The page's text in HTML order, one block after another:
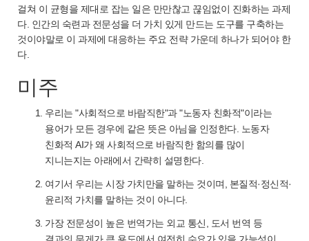
걸쳐 이 균형을 제대로 잡는 일은 만만찮고 끊임없이 진화하는 과제
다. 인간의 숙련과 전문성을 더 가치 있게 만드는 도구를 구축하는
것이야말로 이 과제에 대응하는 주요 전략 가운데 하나가 되어야 한
다.
미주
우리는 "사회적으로 바람직한"과 "노동자 친화적"이라는
용어가 모든 경우에 같은 뜻은 아님을 인정한다. 노동자
친화적 AI가 왜 사회적으로 바람직한 함의를 많이
지니는지는 아래에서 간략히 설명한다.
여기서 우리는 시장 가치만을 말하는 것이며, 본질적·정신적·
윤리적 가치를 말하는 것이 아니다.
가장 전문성이 높은 번역가는 외교 통신, 도서 번역 등